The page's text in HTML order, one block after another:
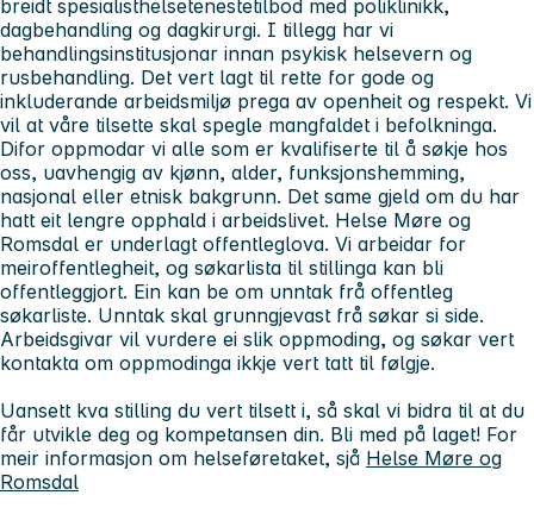
breidt spesialisthelsetenestetilbod med poliklinikk,
dagbehandling og dagkirurgi. I tillegg har vi
behandlingsinstitusjonar innan psykisk helsevern og
rusbehandling. Det vert lagt til rette for gode og
inkluderande arbeidsmiljø prega av openheit og respekt. Vi
vil at våre tilsette skal spegle mangfaldet i befolkninga.
Difor oppmodar vi alle som er kvalifiserte til å søkje hos
oss, uavhengig av kjønn, alder, funksjonshemming,
nasjonal eller etnisk bakgrunn. Det same gjeld om du har
hatt eit lengre opphald i arbeidslivet. Helse Møre og
Romsdal er underlagt offentleglova. Vi arbeidar for
meiroffentlegheit, og søkarlista til stillinga kan bli
offentleggjort. Ein kan be om unntak frå offentleg
søkarliste. Unntak skal grunngjevast frå søkar si side.
Arbeidsgivar vil vurdere ei slik oppmoding, og søkar vert
kontakta om oppmodinga ikkje vert tatt til følgje.
Uansett kva stilling du vert tilsett i, så skal vi bidra til at du
får utvikle deg og kompetansen din. Bli med på laget! For
meir informasjon om helseføretaket, sjå Helse Møre og
Romsdal